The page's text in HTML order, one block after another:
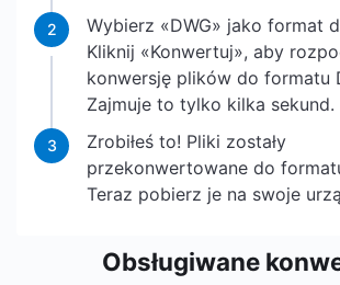
2
Wybierz «DWG» jako format
Kliknij «Konwertuj», aby
konwersję plików do formatu
Zajmuje to tylko kilka sekund.
3
Zrobiłeś to! Pliki zostały
przekonwertowane do
Teraz pobierz je na swoje
Obsługiwane